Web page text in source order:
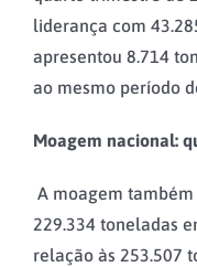
liderança com
apresentou 8.714
ao mesmo período
Moagem nacional:
A moagem
229.334 toneladas
relação às 253.507